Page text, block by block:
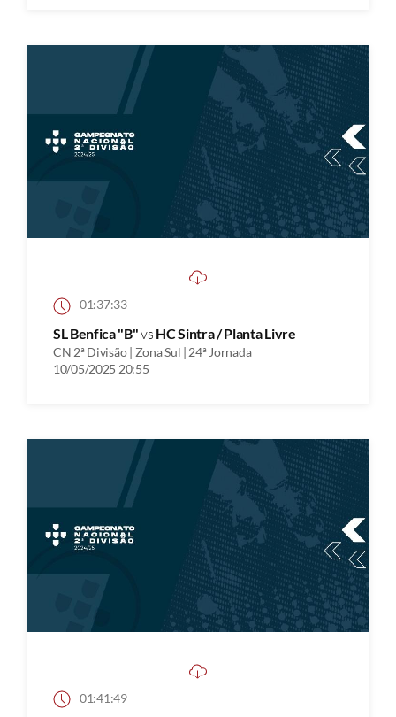
01:37:33
SL Benfica "B"vs HC Sintra / Planta Livre
CN 2ª Divisão | Zona Sul | 24ª Jornada
10/05/2025 20:55
01:41:49